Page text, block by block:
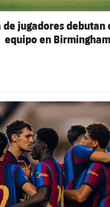
de jugadores
equipo en Birmingham
FCB